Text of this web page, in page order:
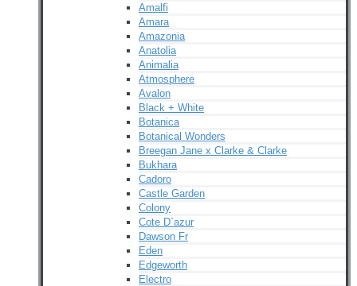
Amalfi
Amara
Amazonia
Anatolia
Animalia
Atmosphere
Avalon
Black + White
Botanica
Botanical Wonders
Breegan Jane x Clarke & Clarke
Bukhara
Cadoro
Castle Garden
Colony
Cote D`azur
Dawson Fr
Eden
Edgeworth
Electro